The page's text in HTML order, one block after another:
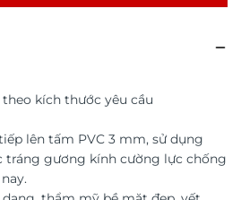
kích thước yêu cầu
lên tấm PVC 3 mm, sử dụng
tráng gương kính cường lực chống